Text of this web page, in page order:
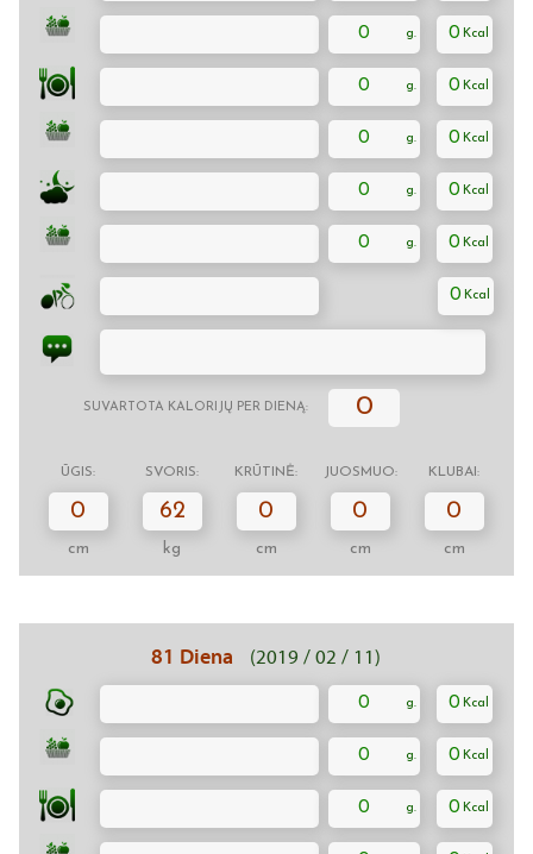
0 0
0 0
0 0
0 0
0 0
0
SUVARTOTA KALORIJŲ PER DIENĄ: 0
ŪGIS: SVORIS: KRŪTINĖ: JUOSMUO: KLUBAI:
0
cm
62
kg
0
cm
0
cm
0
cm
81 Diena (2019 / 02 / 11)
0 0
0 0
0 0